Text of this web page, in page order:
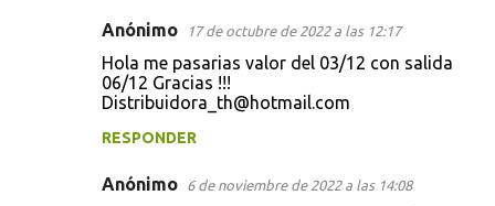
Anónimo 17 de octubre de 2022 a las 12:17
Hola me pasarias valor del 03/12 con salida
06/12 Gracias !!!
Distribuidora_th@hotmail.com
RESPONDER
Anónimo 6 de noviembre de 2022 a las 14:08